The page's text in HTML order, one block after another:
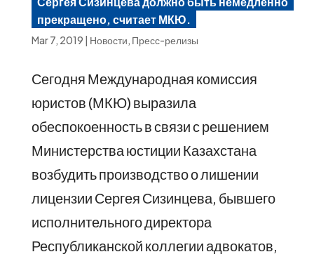
прекращено, считает МКЮ.
Mar 7, 2019 | Новости, Пресс-релизы
Сегодня Международная комиссия
юристов (МКЮ) выразила
обеспокоенность в связи с решением
Министерства юстиции Казахстана
возбудить производство о лишении
лицензии Сергея Сизинцева, бывшего
исполнительного директора
Республиканской коллегии адвокатов,